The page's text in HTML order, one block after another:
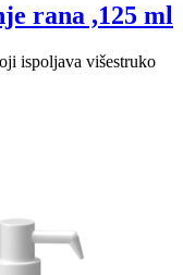
rana ,125 ml
ispoljava višestruko